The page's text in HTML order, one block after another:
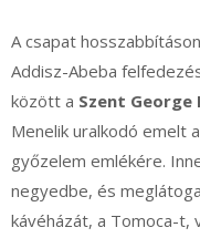
A csapat
Addisz-Abeba
között a Szent
Menelik uralkodó
győzelem emlékére.
negyedbe, és
kávéházát, a Tomoca-t,